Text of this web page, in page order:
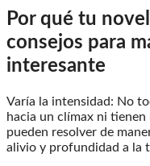
Por qué tu
consejos para
interesante
Varía la intensidad: No
hacia un clímax ni
pueden resolver de
alivio y profundidad a la